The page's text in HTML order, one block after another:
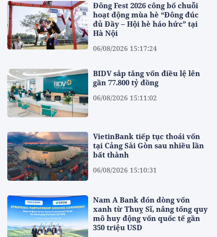
Đông Fest 2026 công bố chuỗi
hoạt động mùa hè “Đông đúc
đủ Đầy – Hội hè háo hức” tại
Hà Nội
06/08/2026 15:17:24
BIDV sắp tăng vốn điều lệ lên
gần 77.800 tỷ đồng
06/08/2026 15:11:02
VietinBank tiếp tục thoái vốn
tại Cảng Sài Gòn sau nhiều lần
bất thành
06/08/2026 15:10:31
Nam A Bank đón dòng vốn
xanh từ Thuỵ Sĩ, nâng tổng quy
mô huy động vốn quốc tế gần
350 triệu USD